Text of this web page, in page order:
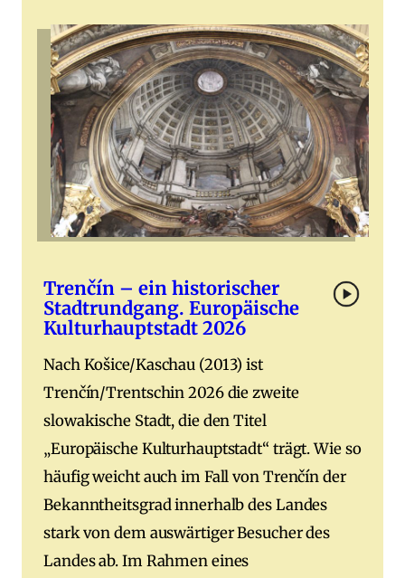
Trenčín – ein historischer
Stadtrundgang. Europäische
Kulturhauptstadt 2026
Nach Košice/Kaschau (2013) ist
Trenčín/Trentschin 2026 die zweite
slowakische Stadt, die den Titel
„Europäische Kulturhauptstadt“ trägt. Wie so
häufig weicht auch im Fall von Trenčín der
Bekanntheitsgrad innerhalb des Landes
stark von dem auswärtiger Besucher des
Landes ab. Im Rahmen eines